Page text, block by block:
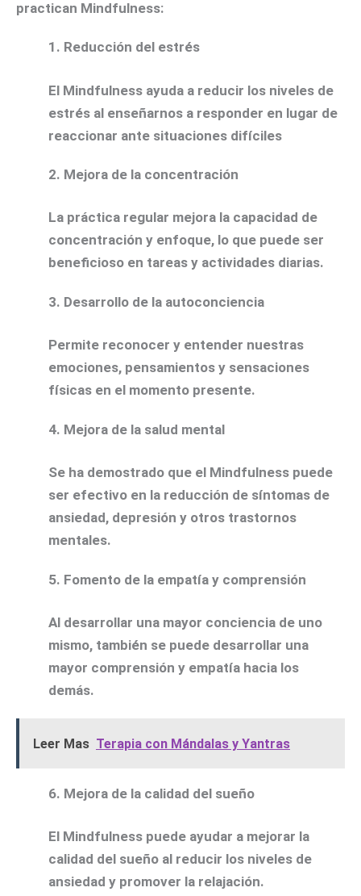
practican Mindfulness:
1. Reducción del estrés
El Mindfulness ayuda a reducir los niveles de
estrés al enseñarnos a responder en lugar de
reaccionar ante situaciones difíciles
2. Mejora de la concentración
La práctica regular mejora la capacidad de
concentración y enfoque, lo que puede ser
beneficioso en tareas y actividades diarias.
3. Desarrollo de la autoconciencia
Permite reconocer y entender nuestras
emociones, pensamientos y sensaciones
físicas en el momento presente.
4. Mejora de la salud mental
Se ha demostrado que el Mindfulness puede
ser efectivo en la reducción de síntomas de
ansiedad, depresión y otros trastornos
mentales.
5. Fomento de la empatía y comprensión
Al desarrollar una mayor conciencia de uno
mismo, también se puede desarrollar una
mayor comprensión y empatía hacia los
demás.
Leer Mas Terapia con Mándalas y Yantras
6. Mejora de la calidad del sueño
El Mindfulness puede ayudar a mejorar la
calidad del sueño al reducir los niveles de
ansiedad y promover la relajación.